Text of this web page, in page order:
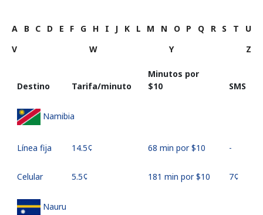
A B C D E F G H I J K L M N O P Q R S T
U
V
W Y Z
Destino Tarifa/minuto
Minutos por
⁦$10⁩
SMS
Namibia
Línea fija ⁦14.5¢⁩ 68 min por ⁦$10⁩ -
Celular ⁦5.5¢⁩ 181 min por ⁦$10⁩ ⁦7¢⁩
Nauru